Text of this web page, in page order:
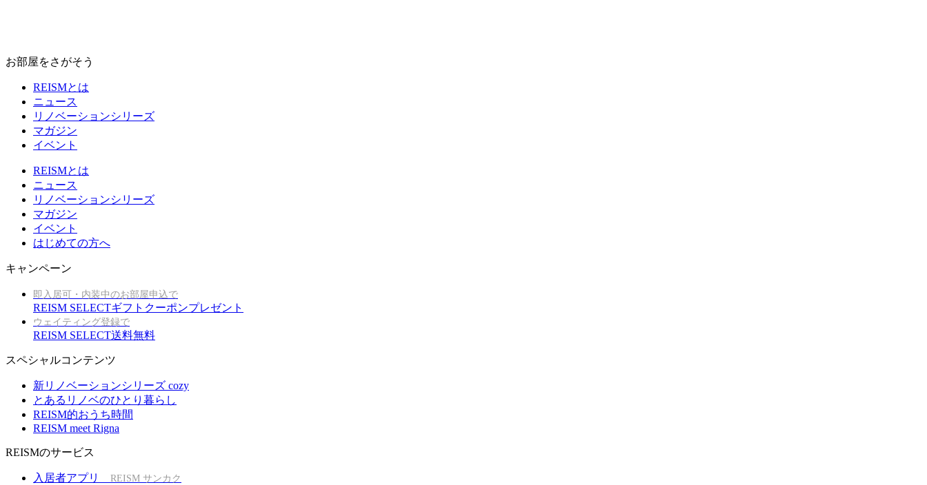
お部屋をさがそう
REISMとは
ニュース
リノベーションシリーズ
マガジン
イベント
REISMとは
ニュース
リノベーションシリーズ
マガジン
イベント
はじめての方へ
キャンペーン
即入居可・内装中のお部屋申込で
REISM SELECTギフトクーポンプレゼント
ウェイティング登録で
REISM SELECT送料無料
スペシャルコンテンツ
新リノベーションシリーズ cozy
とあるリノベのひとり暮らし
REISM的おうち時間
REISM meet Rigna
REISMのサービス
入居者アプリ REISM サンカク